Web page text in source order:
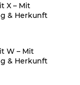
X – Mit
& Herkunft
W – Mit
& Herkunft